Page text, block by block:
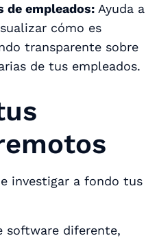
de empleados: Ayuda a
cómo es
transparente sobre
de tus empleados.
investigar a fondo tus
software diferente,